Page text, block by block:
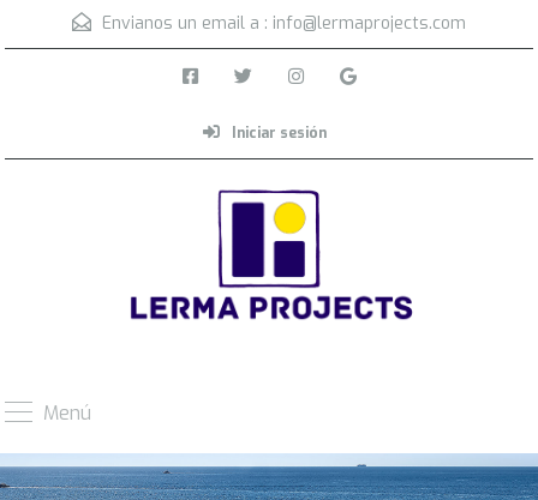
Envianos un email a : info@lermaprojects.com
Iniciar sesión
Menú